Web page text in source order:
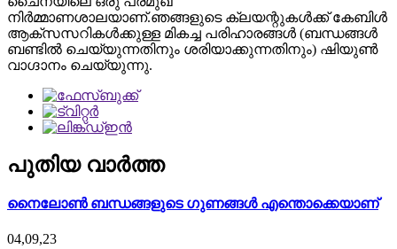
നിർമ്മാണശാലയാണ്.ഞങ്ങളുടെ ക്ലയന്റുകൾക്ക് കേബിൾ
ആക്‌സസറികൾക്കുള്ള മികച്ച പരിഹാരങ്ങൾ (ബന്ധങ്ങൾ
ബണ്ടിൽ ചെയ്യുന്നതിനും ശരിയാക്കുന്നതിനും) ഷിയുൺ
വാഗ്ദാനം ചെയ്യുന്നു.
പുതിയ വാർത്ത
നൈലോൺ ബന്ധങ്ങളുടെ ഗുണങ്ങൾ എന്തൊക്കെയാണ്
04,09,23